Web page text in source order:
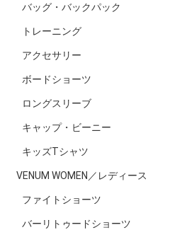
バッグ・バックパック
トレーニング
アクセサリー
ボードショーツ
ロングスリーブ
キャップ・ビーニー
キッズTシャツ
VENUM WOMEN／レディース
ファイトショーツ
バーリトゥードショーツ